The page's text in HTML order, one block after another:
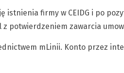
istnienia firmy w CEIDG i po
z potwierdzeniem zawarcia
mLinii. Konto przez